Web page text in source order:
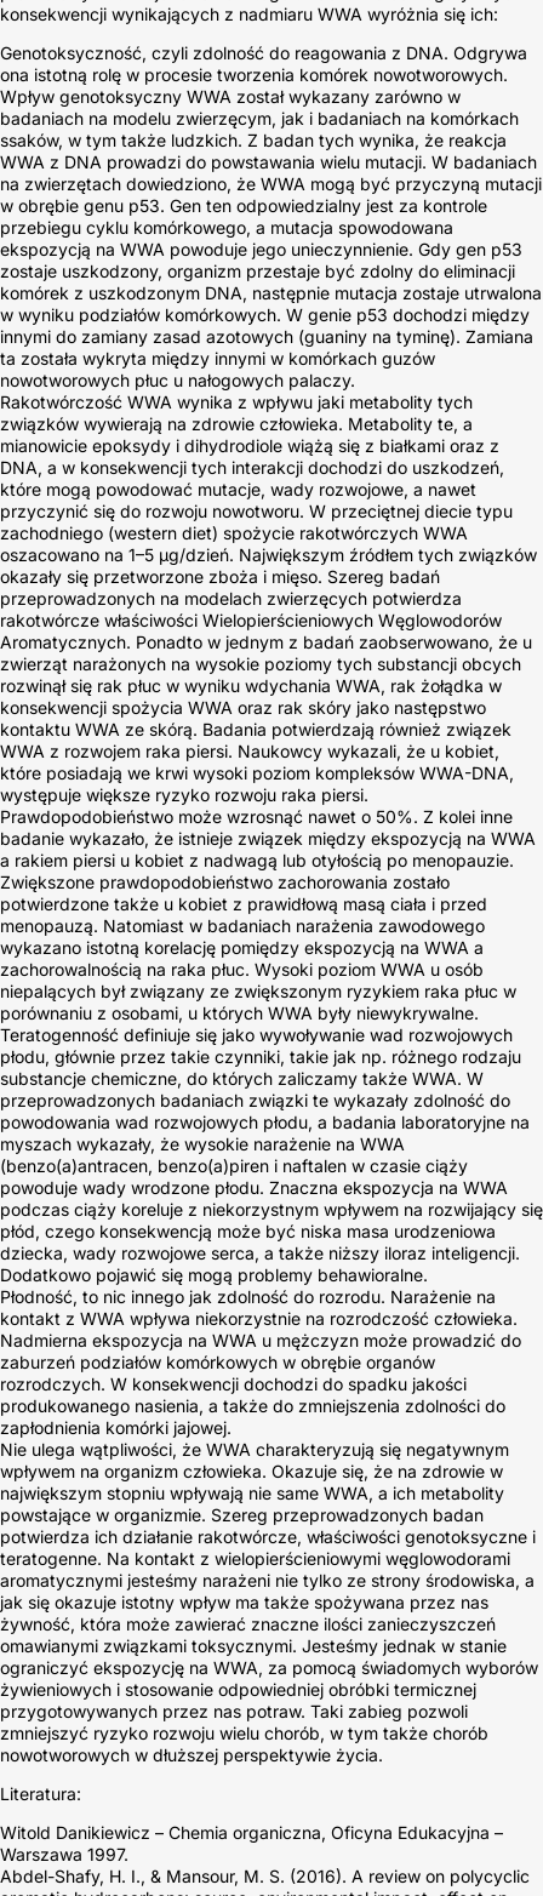
konsekwencji wynikających z nadmiaru WWA wyróżnia się ich:
Genotoksyczność, czyli zdolność do reagowania z DNA. Odgrywa
ona istotną rolę w procesie tworzenia komórek nowotworowych.
Wpływ genotoksyczny WWA został wykazany zarówno w
badaniach na modelu zwierzęcym, jak i badaniach na komórkach
ssaków, w tym także ludzkich. Z badan tych wynika, że reakcja
WWA z DNA prowadzi do powstawania wielu mutacji. W badaniach
na zwierzętach dowiedziono, że WWA mogą być przyczyną mutacji
w obrębie genu p53. Gen ten odpowiedzialny jest za kontrole
przebiegu cyklu komórkowego, a mutacja spowodowana
ekspozycją na WWA powoduje jego unieczynnienie. Gdy gen p53
zostaje uszkodzony, organizm przestaje być zdolny do eliminacji
komórek z uszkodzonym DNA, następnie mutacja zostaje utrwalona
w wyniku podziałów komórkowych. W genie p53 dochodzi między
innymi do zamiany zasad azotowych (guaniny na tyminę). Zamiana
ta została wykryta między innymi w komórkach guzów
nowotworowych płuc u nałogowych palaczy.
Rakotwórczość WWA wynika z wpływu jaki metabolity tych
związków wywierają na zdrowie człowieka. Metabolity te, a
mianowicie epoksydy i dihydrodiole wiążą się z białkami oraz z
DNA, a w konsekwencji tych interakcji dochodzi do uszkodzeń,
które mogą powodować mutacje, wady rozwojowe, a nawet
przyczynić się do rozwoju nowotworu. W przeciętnej diecie typu
zachodniego (western diet) spożycie rakotwórczych WWA
oszacowano na 1–5 μg/dzień. Największym źródłem tych związków
okazały się przetworzone zboża i mięso. Szereg badań
przeprowadzonych na modelach zwierzęcych potwierdza
rakotwórcze właściwości Wielopierścieniowych Węglowodorów
Aromatycznych. Ponadto w jednym z badań zaobserwowano, że u
zwierząt narażonych na wysokie poziomy tych substancji obcych
rozwinął się rak płuc w wyniku wdychania WWA, rak żołądka w
konsekwencji spożycia WWA oraz rak skóry jako następstwo
kontaktu WWA ze skórą. Badania potwierdzają również związek
WWA z rozwojem raka piersi. Naukowcy wykazali, że u kobiet,
które posiadają we krwi wysoki poziom kompleksów WWA-DNA,
występuje większe ryzyko rozwoju raka piersi.
Prawdopodobieństwo może wzrosnąć nawet o 50%. Z kolei inne
badanie wykazało, że istnieje związek między ekspozycją na WWA
a rakiem piersi u kobiet z nadwagą lub otyłością po menopauzie.
Zwiększone prawdopodobieństwo zachorowania zostało
potwierdzone także u kobiet z prawidłową masą ciała i przed
menopauzą. Natomiast w badaniach narażenia zawodowego
wykazano istotną korelację pomiędzy ekspozycją na WWA a
zachorowalnością na raka płuc. Wysoki poziom WWA u osób
niepalących był związany ze zwiększonym ryzykiem raka płuc w
porównaniu z osobami, u których WWA były niewykrywalne.
Teratogenność definiuje się jako wywoływanie wad rozwojowych
płodu, głównie przez takie czynniki, takie jak np. różnego rodzaju
substancje chemiczne, do których zaliczamy także WWA. W
przeprowadzonych badaniach związki te wykazały zdolność do
powodowania wad rozwojowych płodu, a badania laboratoryjne na
myszach wykazały, że wysokie narażenie na WWA
(benzo(a)antracen, benzo(a)piren i naftalen w czasie ciąży
powoduje wady wrodzone płodu. Znaczna ekspozycja na WWA
podczas ciąży koreluje z niekorzystnym wpływem na rozwijający się
płód, czego konsekwencją może być niska masa urodzeniowa
dziecka, wady rozwojowe serca, a także niższy iloraz inteligencji.
Dodatkowo pojawić się mogą problemy behawioralne.
Płodność, to nic innego jak zdolność do rozrodu. Narażenie na
kontakt z WWA wpływa niekorzystnie na rozrodczość człowieka.
Nadmierna ekspozycja na WWA u mężczyzn może prowadzić do
zaburzeń podziałów komórkowych w obrębie organów
rozrodczych. W konsekwencji dochodzi do spadku jakości
produkowanego nasienia, a także do zmniejszenia zdolności do
zapłodnienia komórki jajowej.
Nie ulega wątpliwości, że WWA charakteryzują się negatywnym
wpływem na organizm człowieka. Okazuje się, że na zdrowie w
największym stopniu wpływają nie same WWA, a ich metabolity
powstające w organizmie. Szereg przeprowadzonych badan
potwierdza ich działanie rakotwórcze, właściwości genotoksyczne i
teratogenne. Na kontakt z wielopierścieniowymi węglowodorami
aromatycznymi jesteśmy narażeni nie tylko ze strony środowiska, a
jak się okazuje istotny wpływ ma także spożywana przez nas
żywność, która może zawierać znaczne ilości zanieczyszczeń
omawianymi związkami toksycznymi. Jesteśmy jednak w stanie
ograniczyć ekspozycję na WWA, za pomocą świadomych wyborów
żywieniowych i stosowanie odpowiedniej obróbki termicznej
przygotowywanych przez nas potraw. Taki zabieg pozwoli
zmniejszyć ryzyko rozwoju wielu chorób, w tym także chorób
nowotworowych w dłuższej perspektywie życia.
Literatura:
Witold Danikiewicz – Chemia organiczna, Oficyna Edukacyjna –
Warszawa 1997.
Abdel-Shafy, H. I., & Mansour, M. S. (2016). A review on polycyclic